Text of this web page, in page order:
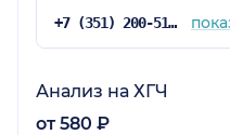
+7 (351) 200-51-58
Анализ на ХГЧ
от 580 ₽